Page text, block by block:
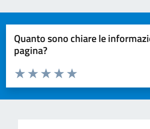
Quanto sono chiare le
pagina?
Valuta da 1 a 5 stelle la pagina
Valuta 5 stelle su 5
Valuta 4 stelle su 5
Valuta 3 stelle su 5
Valuta 2 stelle su 5
Valuta 1 stelle su 5